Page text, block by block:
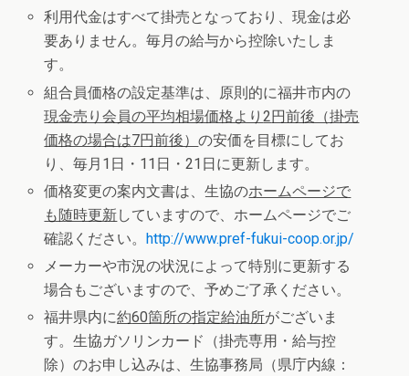
利用代金はすべて掛売となっており、現金は必
要ありません。毎月の給与から控除いたしま
す。
組合員価格の設定基準は、原則的に福井市内の
現金売り会員の平均相場価格より2円前後（掛売
価格の場合は7円前後）の安価を目標にしてお
り、毎月1日・11日・21日に更新します。
価格変更の案内文書は、生協のホームページで
も随時更新していますので、ホームページでご
確認ください。http://www.pref-fukui-coop.or.jp/
メーカーや市況の状況によって特別に更新する
場合もございますので、予めご了承ください。
福井県内に約60箇所の指定給油所がございま
す。生協ガソリンカード（掛売専用・給与控
除）のお申し込みは、生協事務局（県庁内線：